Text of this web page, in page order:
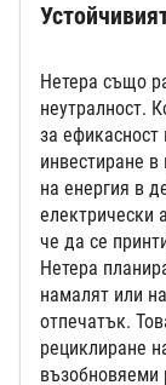
Нетера също
неутралност.
за ефикасност
инвестиране в
на енергия в
електрически
че да се
Нетера
намалят или
отпечатък.
рециклиране
възобновяеми